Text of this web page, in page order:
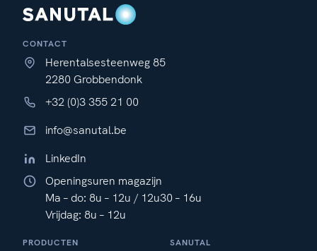
CONTACT
Herentalsesteenweg 85
2280 Grobbendonk
+32 (0)3 355 21 00
info@sanutal.be
LinkedIn
Openingsuren magazijn
Ma – do: 8u – 12u / 12u30 – 16u
Vrijdag: 8u – 12u
PRODUCTEN SANUTAL